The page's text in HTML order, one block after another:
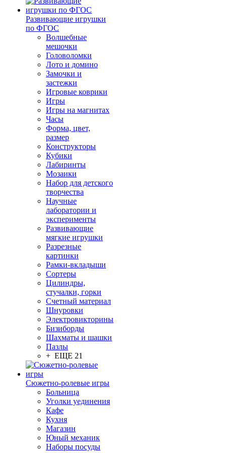
Развивающие игрушки
по ФГОС
Волшебные
мешочки
Головоломки
Лото и домино
Замочки и
застежки
Игровые коврики
Игры
Игры на магнитах
Часы
Форма, цвет,
размер
Конструкторы
Кубики
Лабиринты
Мозаики
Набор для детского
творчества
Научные
лаборатории и
эксперименты
Развивающие
мягкие игрушки
Разрезные
картинки
Рамки-вкладыши
Сортеры
Цилиндры,
стучалки, горки
Счетный материал
Шнуровки
Электровикторины
Бизиборды
Шахматы и шашки
Пазлы
+ ЕЩЕ 21
Сюжетно-ролевые игры
Больница
Уголки уединения
Кафе
Кухня
Магазин
Юный механик
Наборы посуды